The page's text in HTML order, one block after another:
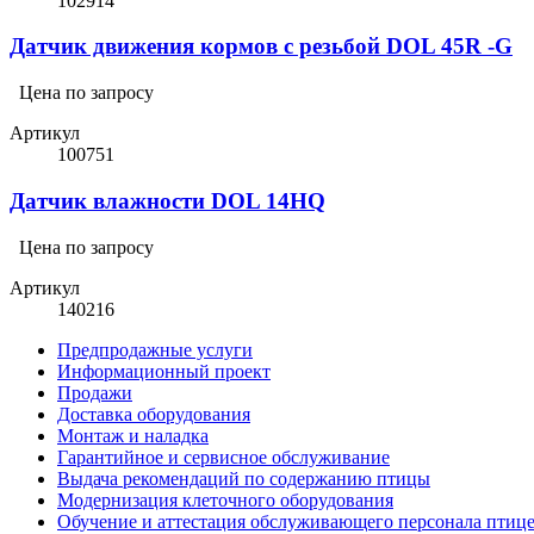
Датчик движения кормов с резьбой DOL 45R -G
Цена по запросу
Артикул
100751
Датчик влажности DOL 14HQ
Цена по запросу
Артикул
140216
Предпродажные услуги
Информационный проект
Продажи
Доставка оборудования
Монтаж и наладка
Гарантийное и сервисное обслуживание
Выдача рекомендаций по содержанию птицы
Модернизация клеточного оборудования
Обучение и аттестация обслуживающего персонала